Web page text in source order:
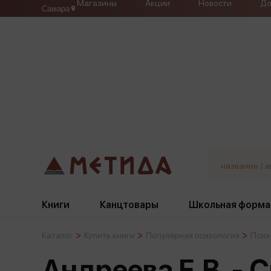
Самара
Магазины Акции Новости
Книги Канцтовары Школьная форма